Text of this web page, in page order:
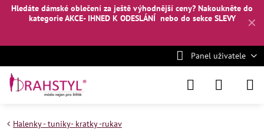
✕
Hledáte dámské oblečení za ještě výhodnější ceny? Nakoukněte do
kategorie AKCE- IHNED K ODESLÁNÍ nebo do sekce SLEVY
Panel uživatele
Halenky - tuniky- kratky -rukav